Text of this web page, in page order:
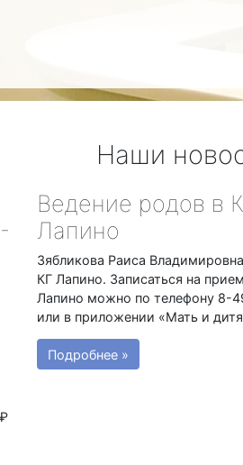
Наши
Ведение родов в
Лапино
Зябликова Раиса
КГ Лапино. Записаться на
Лапино можно по телефону 8-
или в приложении «Мать и
Подробнее »